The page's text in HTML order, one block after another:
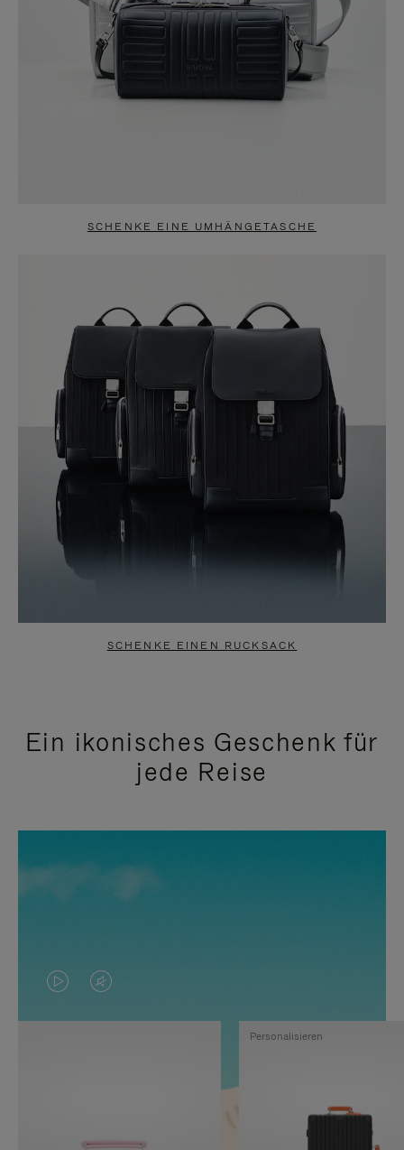
SCHENKE EINE UMHÄNGETASCHE
SCHENKE EINEN RUCKSACK
Ein ikonisches Geschenk für
jede Reise
DAS
VIDEO
VIDEO
IST
Personalisieren